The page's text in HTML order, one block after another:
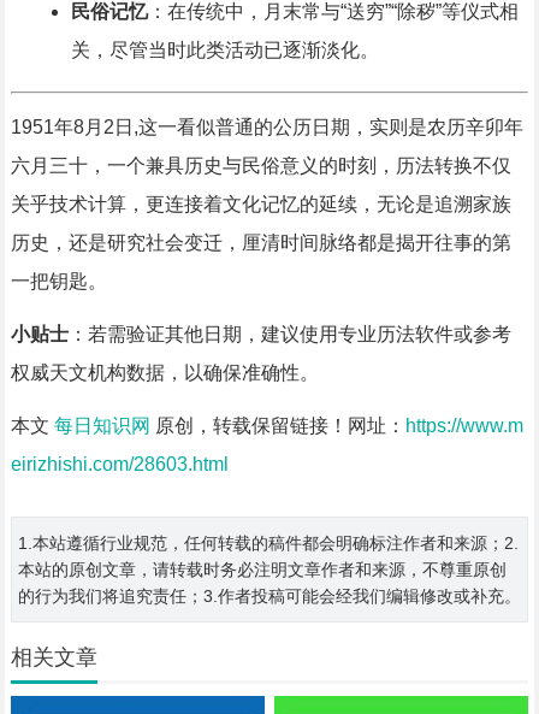
民俗记忆：在传统中，月末常与“送穷”“除秽”等仪式相
关，尽管当时此类活动已逐渐淡化。
1951年8月2日,这一看似普通的公历日期，实则是农历辛卯年
六月三十，一个兼具历史与民俗意义的时刻，历法转换不仅
关乎技术计算，更连接着文化记忆的延续，无论是追溯家族
历史，还是研究社会变迁，厘清时间脉络都是揭开往事的第
一把钥匙。
小贴士：若需验证其他日期，建议使用专业历法软件或参考
权威天文机构数据，以确保准确性。
本文 每日知识网 原创，转载保留链接！网址： https://www.m
eirizhishi.com/28603.html
1.本站遵循行业规范，任何转载的稿件都会明确标注作者和来源；2.
本站的原创文章，请转载时务必注明文章作者和来源，不尊重原创
的行为我们将追究责任；3.作者投稿可能会经我们编辑修改或补充。
相关文章